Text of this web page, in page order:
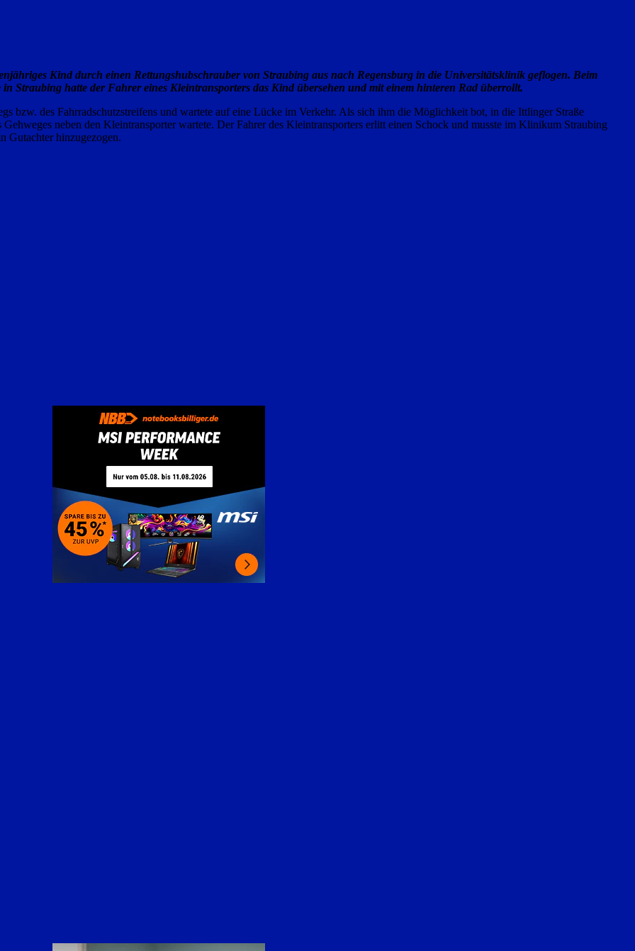
Kind durch einen Rettungshubschrauber von Straubing aus nach Regensburg in die Universitätsklinik geflogen. Beim
Straubing hatte der Fahrer eines Kleintransporters das Kind übersehen und mit einem hinteren Rad überrollt.
bzw. des Fahrradschutzstreifens und wartete auf eine Lücke im Verkehr. Als sich ihm die Möglichkeit bot, in die Ittlinger Straße
neben den Kleintransporter wartete. Der Fahrer des Kleintransporters erlitt einen Schock und musste im Klinikum Straubing
Gutachter hinzugezogen.